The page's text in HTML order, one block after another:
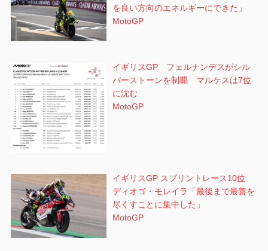
を良い方向のエネルギーにできた」
MotoGP
イギリスGP フェルナンデスがシル
バーストーンを制覇 マルケスは7位
に沈む
MotoGP
イギリスGP スプリントレース10位
ディオゴ・モレイラ「最後まで最善を
尽くすことに集中した」
MotoGP